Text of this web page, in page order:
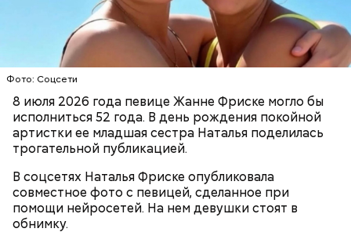
Фото: Соцсети
8 июля 2026 года певице Жанне Фриске могло бы
исполниться 52 года. В день рождения покойной
артистки ее младшая сестра Наталья поделилась
трогательной публикацией.
В соцсетях Наталья Фриске опубликовала
совместное фото с певицей, сделанное при
помощи нейросетей. На нем девушки стоят в
обнимку.
Грибным дождем называют те осадки, которые
выпадают в солнечную погоду. Считается, что
после них в лесу появляется много грибов, поэтому
дождь и прозвали грибным. Август же считается
началом грибного сезона, поэтому 6-го числа этого
месяца отмечается День грибного дождя. В этот
праздник принято отправляться в лес собирать
грибы, даже если на улице непогода.
Терапевт Кондрахин назвал
продукты и напитки, которые
выводят токсины из организма
Ранние плоды, по словам врача, лучше не есть:
рака: чем полезен кресс-салат